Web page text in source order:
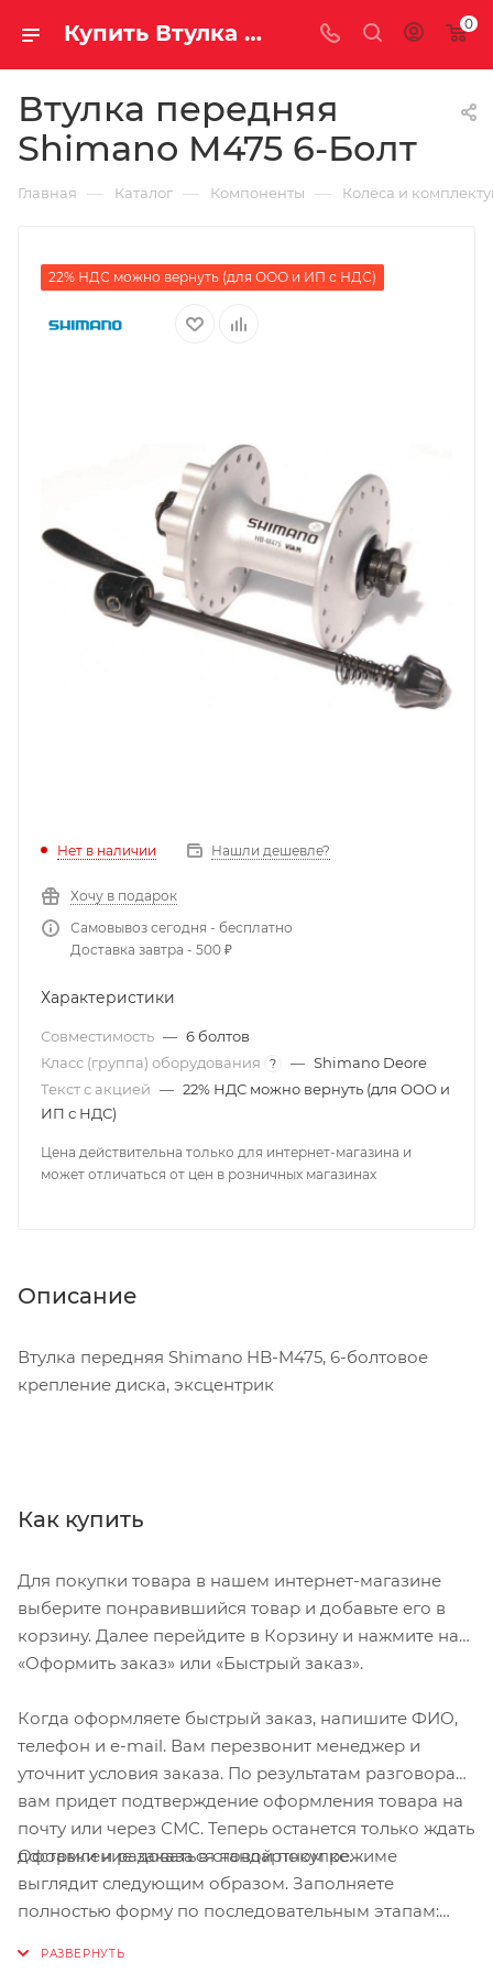
Купить Втулка передняя Shimano M475 6-Болт за рублей, а со скидкой 0
Втулка передняя
Shimano M475 6-Болт
Главная — Каталог — Компоненты — Колёса и
22% НДС можно вернуть (для ООО и ИП с НДС)
Нет в наличии Нашли дешевле?
Хочу в подарок
Самовывоз сегодня - бесплатно
Доставка завтра - 500 ₽
Характеристики
Совместимость — 6 болтов
Класс (группа) оборудования
? — Shimano Deore
Текст с акцией — 22% НДС можно вернуть (для ООО и
ИП с НДС)
Цена действительна только для интернет-магазина и
может отличаться от цен в розничных магазинах
Описание
Втулка передняя Shimano HB-M475, 6-болтовое
крепление диска, эксцентрик
Как купить
Для покупки товара в нашем интернет-магазине
выберите понравившийся товар и добавьте его в
корзину. Далее перейдите в Корзину и нажмите на
«Оформить заказ» или «Быстрый заказ».
Когда оформляете быстрый заказ, напишите ФИО,
телефон и e-mail. Вам перезвонит менеджер и
уточнит условия заказа. По результатам разговора
вам придет подтверждение оформления товара на
почту или через СМС. Теперь останется только ждать
доставки и радоваться новой покупке.
Оформление заказа в стандартном режиме
выглядит следующим образом. Заполняете
полностью форму по последовательным этапам: